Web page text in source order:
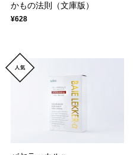
かもの法則（文庫版）
¥628